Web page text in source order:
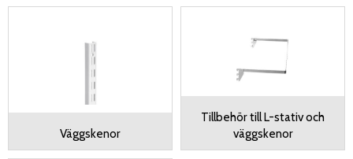
Väggskenor
Tillbehör till L-stativ och
väggskenor